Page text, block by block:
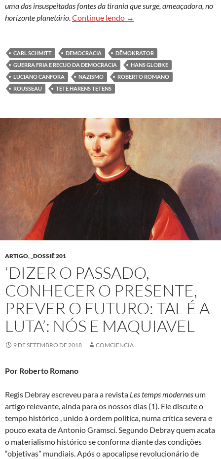
uma das insuspeitadas fontes da tirania que surge, ameaçadora, no
horizonte planetário. Continue lendo É armadilha entoar hinos
→
CARL SCHMITT DEMOCRACIA
DÊMOKRATOR
GUERRA FRIA E RECUO DA DEMOCRACIA
HANS GLOBKE
LUCIANO CANFORA
NAZISMO
ROBERTO ROMANO
ROUSSEAU
TETE HARENS TETENS
ARTIGO, _DOSSIÊ 201
‘DIZER O PASSADO,
CONHECER O PRESENTE,
PREVER O FUTURO: TAL É A
LUTA’: NÓS E MAQUIAVEL
9 DE SETEMBRO DE 2018 COMCIENCIA
Por Roberto Romano
Regis Debray escreveu para a revista Les temps modernes um
artigo relevante, ainda para os nossos dias (1). Ele discute o
tempo histórico , unido à ordem política, numa crítica severa e
pouco exata de Antonio Gramsci. Segundo Debray quem acata
o materialismo histórico se conforma diante das condições
“objetivas” mundiais. Após o apocalipse revolucionário de